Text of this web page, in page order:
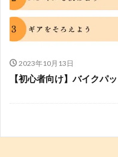
2023年10月13日
【初心者向け】バイクパ